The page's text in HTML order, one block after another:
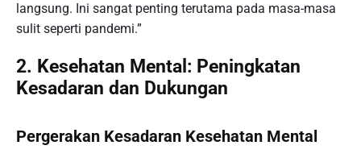
langsung. Ini sangat penting terutama pada masa-masa
sulit seperti pandemi.”
2. Kesehatan Mental: Peningkatan
Kesadaran dan Dukungan
Pergerakan Kesadaran Kesehatan Mental